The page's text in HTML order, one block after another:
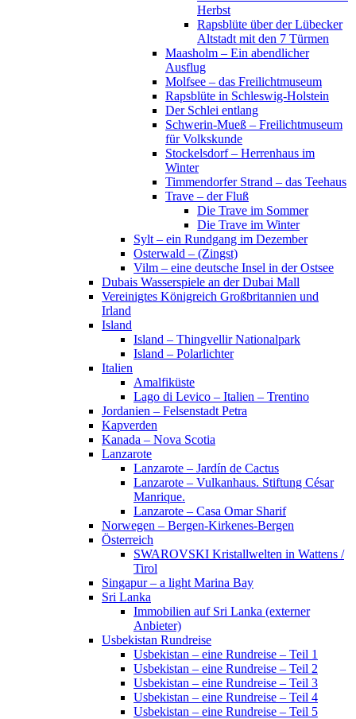
Herbst
Rapsblüte über der Lübecker
Altstadt mit den 7 Türmen
Maasholm – Ein abendlicher
Ausflug
Molfsee – das Freilichtmuseum
Rapsblüte in Schleswig-Holstein
Der Schlei entlang
Schwerin-Mueß – Freilichtmuseum
für Volkskunde
Stockelsdorf – Herrenhaus im
Winter
Timmendorfer Strand – das Teehaus
Trave – der Fluß
Die Trave im Sommer
Die Trave im Winter
Sylt – ein Rundgang im Dezember
Osterwald – (Zingst)
Vilm – eine deutsche Insel in der Ostsee
Dubais Wasserspiele an der Dubai Mall
Vereinigtes Königreich Großbritannien und
Irland
Island
Island – Thingvellir Nationalpark
Island – Polarlichter
Italien
Amalfiküste
Lago di Levico – Italien – Trentino
Jordanien – Felsenstadt Petra
Kapverden
Kanada – Nova Scotia
Lanzarote
Lanzarote – Jardín de Cactus
Lanzarote – Vulkanhaus. Stiftung César
Manrique.
Lanzarote – Casa Omar Sharif
Norwegen – Bergen-Kirkenes-Bergen
Österreich
SWAROVSKI Kristallwelten in Wattens /
Tirol
Singapur – a light Marina Bay
Sri Lanka
Immobilien auf Sri Lanka (externer
Anbieter)
Usbekistan Rundreise
Usbekistan – eine Rundreise – Teil 1
Usbekistan – eine Rundreise – Teil 2
Usbekistan – eine Rundreise – Teil 3
Usbekistan – eine Rundreise – Teil 4
Usbekistan – eine Rundreise – Teil 5